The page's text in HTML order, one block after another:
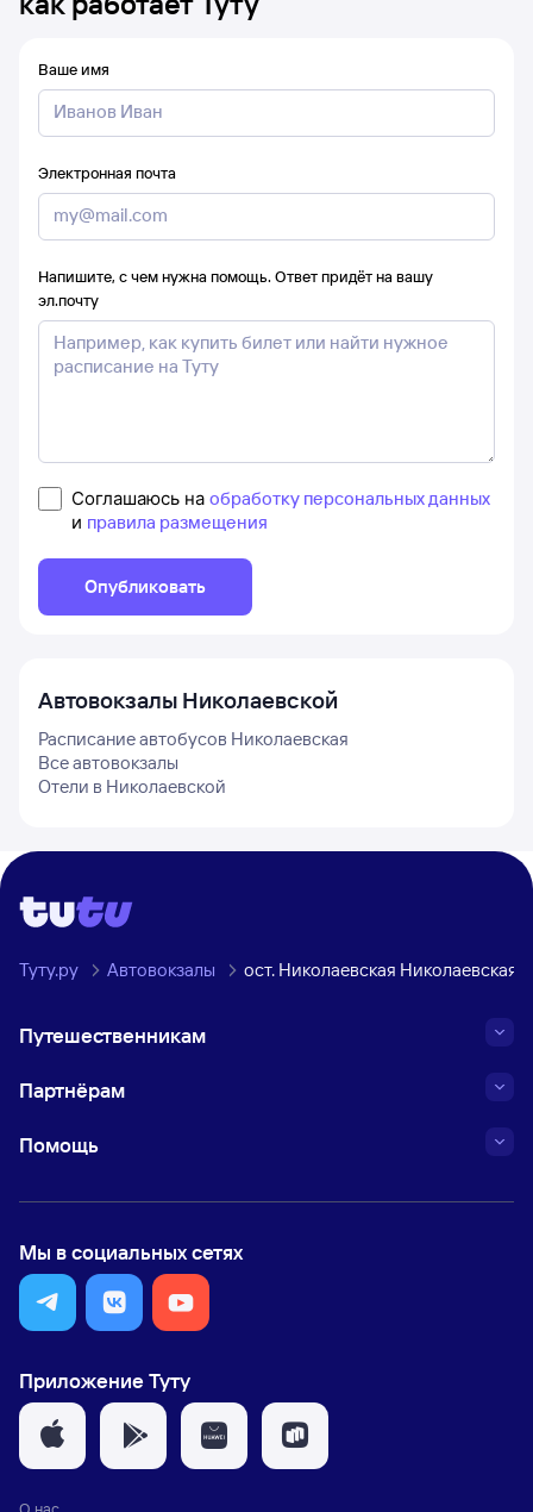
Ваше имя
Электронная почта
Напишите, с чем нужна помощь. Ответ придёт на вашу
эл.почту
Соглашаюсь на обработку персональных данных
и правила размещения
Опубликовать
Автовокзалы Николаевской
Расписание автобусов Николаевская
Все автовокзалы
Отели в Николаевской
Туту.ру Автовокзалы ост. Николаевская Николаевская
Путешественникам
Партнёрам
Помощь
Мы в социальных сетях
Приложение Туту